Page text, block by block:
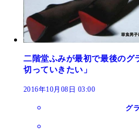
二階堂ふみが最初で最後のグ
切っていきたい」
2016年10月08日 03:00
グ